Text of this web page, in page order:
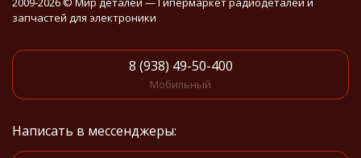
запчастей для электроники
8 (938) 49-50-400
Мобильный
Написать в мессенджеры: